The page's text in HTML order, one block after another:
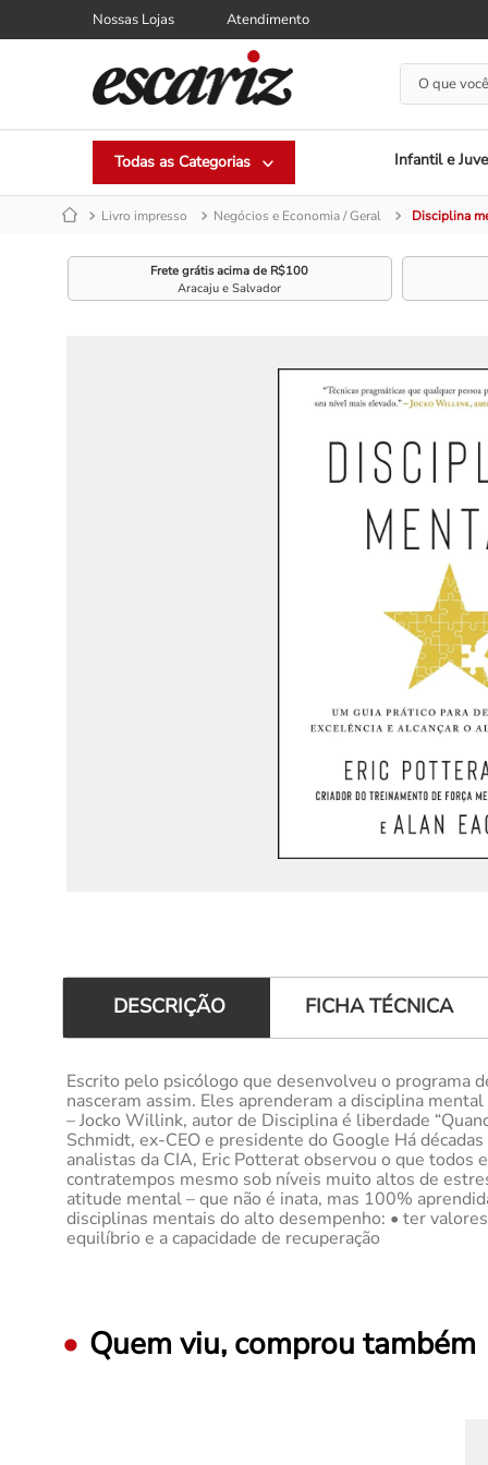
Nossas Lojas Atendimento
O que
Infantil e
Livro impresso Negócios e Economia / Geral Disciplina
Frete grátis acima de R$100
Aracaju e Salvador
DESCRIÇÃO FICHA TÉCNICA
Escrito pelo psicólogo que desenvolveu o programa
nasceram assim. Eles aprenderam a disciplina
– Jocko Willink, autor de Disciplina é liberdade
Schmidt, ex-CEO e presidente do Google Há
analistas da CIA, Eric Potterat observou o que todos
contratempos mesmo sob níveis muito altos de
atitude mental – que não é inata, mas 100%
disciplinas mentais do alto desempenho: • ter
equilíbrio e a capacidade de recuperação
Quem viu, comprou também